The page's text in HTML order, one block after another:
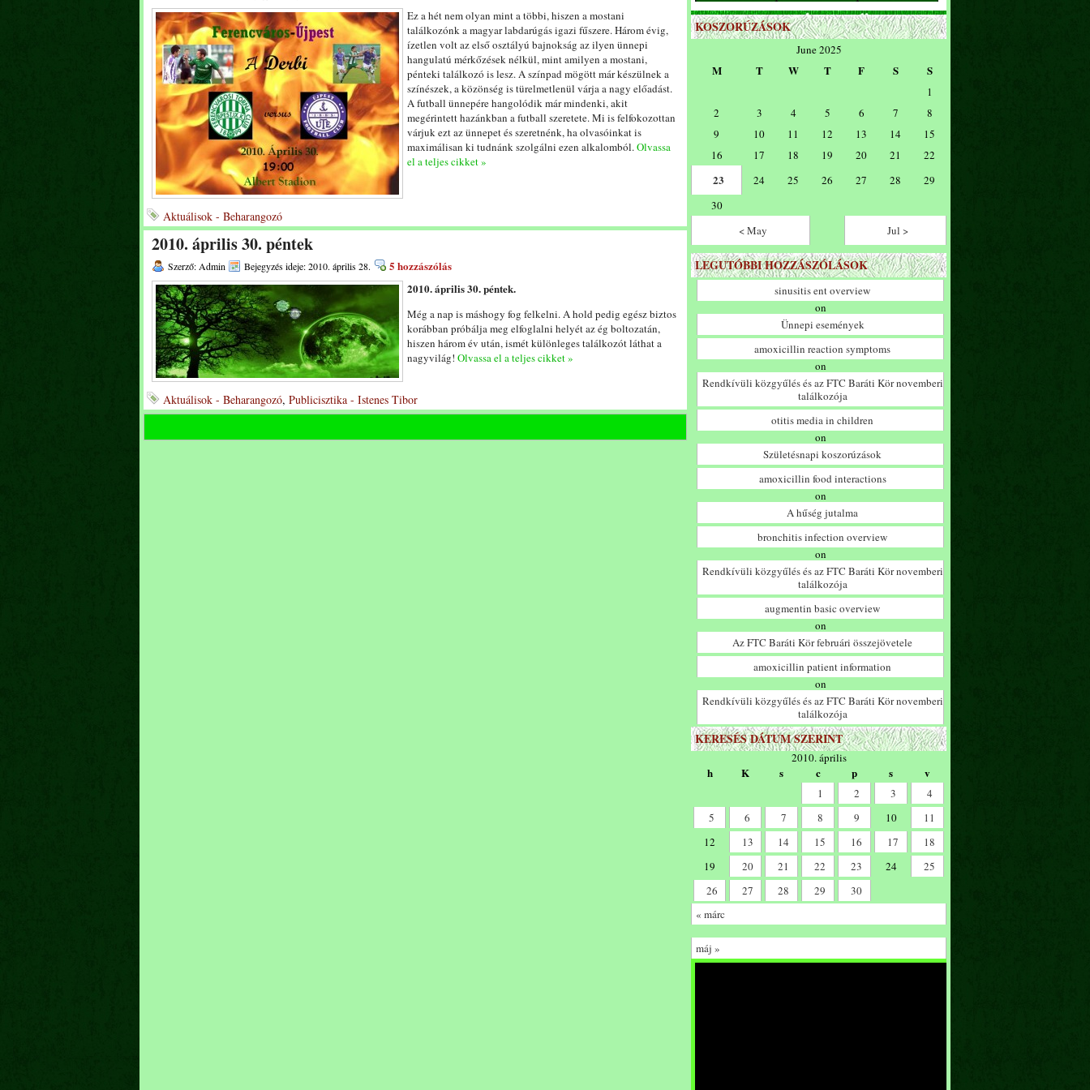
Ez a hét nem olyan mint a többi, hiszen a mostani
találkozónk a magyar labdarúgás igazi fűszere. Három évig,
ízetlen volt az első osztályú bajnokság az ilyen ünnepi
hangulatú mérkőzések nélkül, mint amilyen a mostani,
pénteki találkozó is lesz. A színpad mögött már készülnek a
színészek, a közönség is türelmetlenül várja a nagy előadást.
A futball ünnepére hangolódik már mindenki, akit
megérintett hazánkban a futball szeretete. Mi is felfokozottan
várjuk ezt az ünnepet és szeretnénk, ha olvasóinkat is
maximálisan ki tudnánk szolgálni ezen alkalomból.Olvassa
el a teljes cikket »
Aktuálisok - Beharangozó
2010. április 30. péntek
Szerző: Admin Bejegyzés ideje: 2010. április 28.
5 hozzászólás
2010. április 30. péntek.
Még a nap is máshogy fog felkelni. A hold pedig egész biztos
korábban próbálja meg elfoglalni helyét az ég boltozatán,
hiszen három év után, ismét különleges találkozót láthat a
nagyvilág! Olvassa el a teljes cikket »
Aktuálisok - Beharangozó, Publicisztika - Istenes Tibor
KOSZORÚZÁSOK
June 2025
M T W T F S S
1
2
3 4 5 6 7
8
9
10 11 12 13 14
15
16
17 18 19 20 21 22
23 24 25 26 27 28
29
30
< May
Jul >
LEGUTÓBBI HOZZÁSZÓLÁSOK
sinusitis ent overview
on
Ünnepi események
amoxicillin reaction symptoms
on
Rendkívüli közgyűlés és az FTC Baráti Kör novemberi
találkozója
otitis media in children
on
Születésnapi koszorúzások
amoxicillin food interactions
on
A hűség jutalma
bronchitis infection overview
on
Rendkívüli közgyűlés és az FTC Baráti Kör novemberi
találkozója
augmentin basic overview
on
Az FTC Baráti Kör februári összejövetele
amoxicillin patient information
on
Rendkívüli közgyűlés és az FTC Baráti Kör novemberi
találkozója
KERESÉS DÁTUM SZERINT
2010. április
h K s c p s v
1 2 3
4
5
6 7 8 9 10
11
12
13 14 15 16 17
18
19
20 21 22 23 24
25
26
27 28 29
30
« márc
máj »